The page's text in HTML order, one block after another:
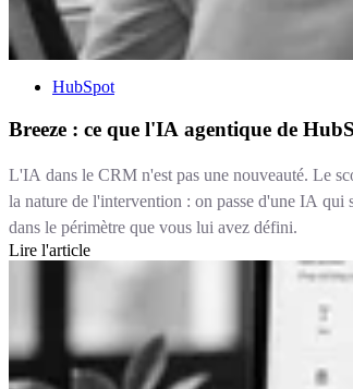
HubSpot
Breeze : ce que l'IA agentique de
L'IA dans le CRM n'est pas une nouveauté. Le
la nature de l'intervention : on passe d'une IA qui
dans le périmètre que vous lui avez défini.
Lire l'article